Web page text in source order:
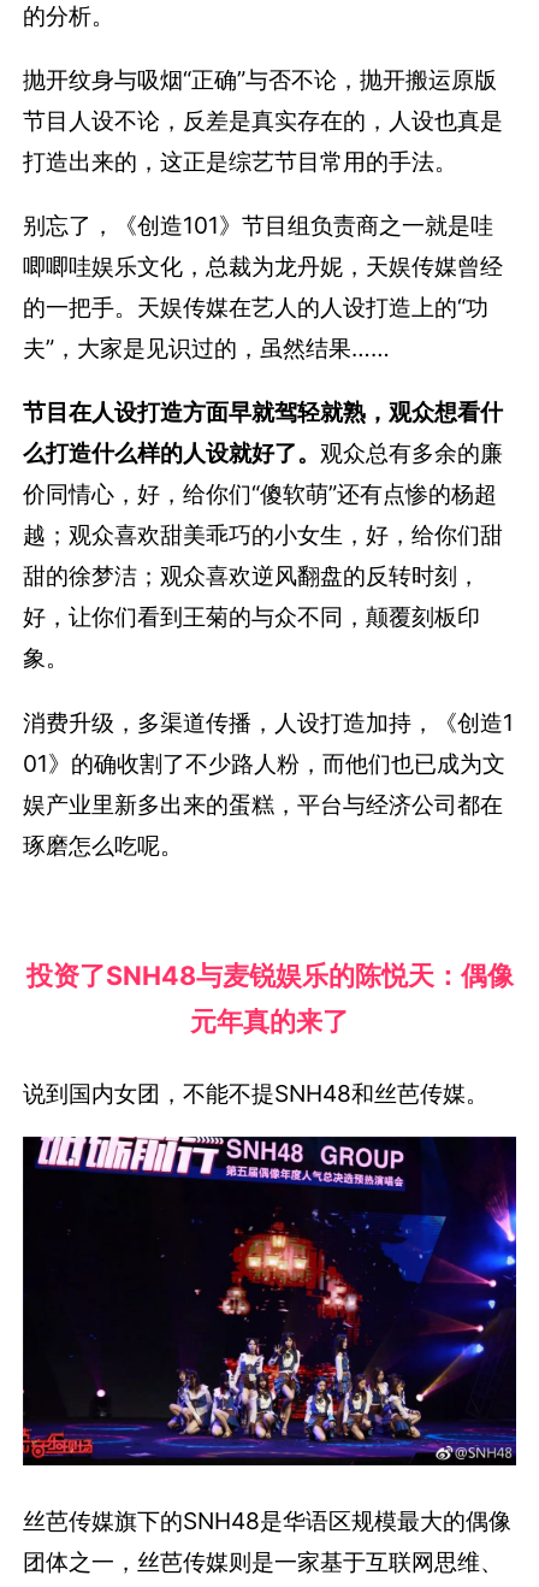
的分析。
抛开纹身与吸烟“正确”与否不论，抛开搬运原版
节目人设不论，反差是真实存在的，人设也真是
打造出来的，这正是综艺节目常用的手法。
别忘了，《创造101》节目组负责商之一就是哇
唧唧哇娱乐文化，总裁为龙丹妮，天娱传媒曾经
的一把手。天娱传媒在艺人的人设打造上的“功
夫”，大家是见识过的，虽然结果……
节目在人设打造方面早就驾轻就熟，观众想看什
么打造什么样的人设就好了。 观众总有多余的廉
价同情心，好，给你们“傻软萌”还有点惨的杨超
越；观众喜欢甜美乖巧的小女生，好，给你们甜
甜的徐梦洁；观众喜欢逆风翻盘的反转时刻，
好，让你们看到王菊的与众不同，颠覆刻板印
象。
消费升级，多渠道传播，人设打造加持，《创造1
01》的确收割了不少路人粉，而他们也已成为文
娱产业里新多出来的蛋糕，平台与经济公司都在
琢磨怎么吃呢。
投资了SNH48与麦锐娱乐的陈悦天：偶像
元年真的来了
说到国内女团，不能不提SNH48和丝芭传媒。
丝芭传媒旗下的SNH48是华语区规模最大的偶像
团体之一，丝芭传媒则是一家基于互联网思维、